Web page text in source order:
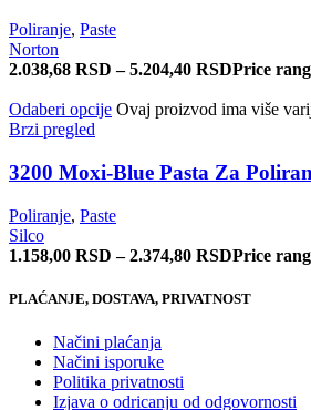
Poliranje, Paste
Norton
2.038,68 RSD – 5.204,40 RSDPrice
Odaberi opcije Ovaj proizvod ima više
Brzi pregled
3200 Moxi-Blue Pasta Za
Poliranje, Paste
Silco
1.158,00 RSD – 2.374,80 RSDPrice
PLAĆANJE, DOSTAVA, PRIVATNOST
Načini plaćanja
Načini isporuke
Politika privatnosti
Izjava o odricanju od odgovornosti